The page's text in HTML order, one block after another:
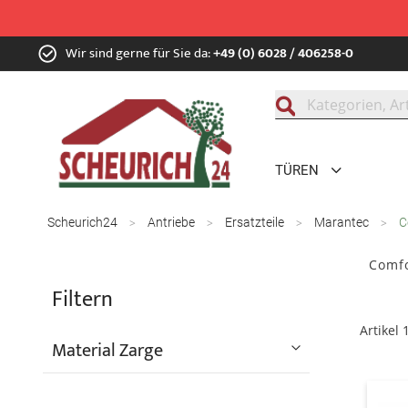
Zum
Inhalt Wir sind gerne für Sie da:+49 (0) 6028 / 406258-0
TÜREN
Scheurich24 Antriebe Ersatzteile Marantec
Artikel
Filtern
Material Zarge